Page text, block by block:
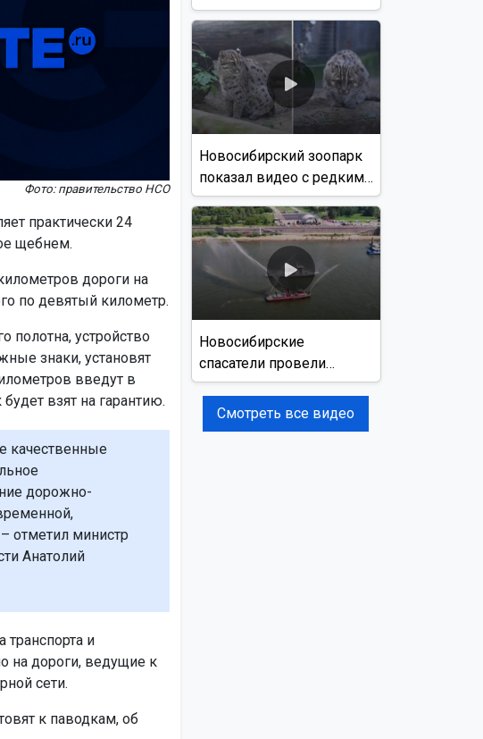
Фото: правительство НСО
практически 24
щебнем.
дороги на
по девятый километр.
устройство
знаки, установят
введут в
взят на гарантию.
качественные
дорожно-
отметил министр
Анатолий
транспорта и
на дороги, ведущие к
сети.
к паводкам, об
документальный фильм
с использованием ИИ
Новосибирский зоопарк
показал видео с редким
виверровым котом
Новосибирские
спасатели провели
учения на реке Обь
Смотреть все видео